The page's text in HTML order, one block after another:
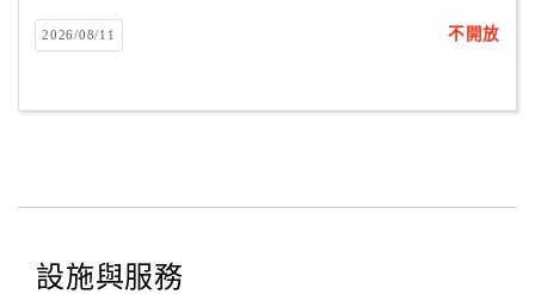
2026/08/11 不開放
設施與服務